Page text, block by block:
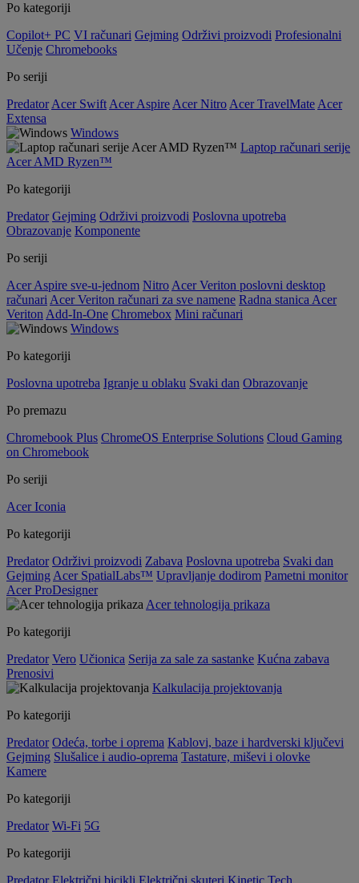
Po kategoriji
Copilot+ PC VI računari Gejming Održivi proizvodi Profesionalni
Učenje Chromebooks
Po seriji
Predator Acer Swift Acer Aspire Acer Nitro Acer TravelMate Acer
Extensa
Windows
Laptop računari serije
Acer AMD Ryzen™
Po kategoriji
Predator Gejming Održivi proizvodi Poslovna upotreba
Obrazovanje Komponente
Po seriji
Acer Aspire sve-u-jednom Nitro Acer Veriton poslovni desktop
računari Acer Veriton računari za sve namene Radna stanica Acer
Veriton Add-In-One Chromebox Mini računari
Windows
Po kategoriji
Poslovna upotreba Igranje u oblaku Svaki dan Obrazovanje
Po premazu
Chromebook Plus ChromeOS Enterprise Solutions Cloud Gaming
on Chromebook
Po seriji
Acer Iconia
Po kategoriji
Predator Održivi proizvodi Zabava Poslovna upotreba Svaki dan
Gejming Acer SpatialLabs™ Upravljanje dodirom Pametni monitor
Acer ProDesigner
Acer tehnologija prikaza
Po kategoriji
Predator Vero Učionica Serija za sale za sastanke Kućna zabava
Prenosivi
Kalkulacija projektovanja
Po kategoriji
Predator Odeća, torbe i oprema Kablovi, baze i hardverski ključevi
Gejming Slušalice i audio-oprema Tastature, miševi i olovke
Kamere
Po kategoriji
Predator Wi-Fi 5G
Po kategoriji
Predator Električni bicikli Električni skuteri Kinetic Tech